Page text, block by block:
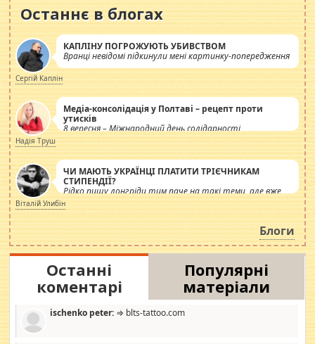
Останнє в блогах
КАПЛІНУ ПОГРОЖУЮТЬ УБИВСТВОМ
Вранці невідомі підкинули мені картинку-попередження
Сергій Каплін
Медіа-консолідація у Полтаві – рецепт проти
утисків
8 вересня – Міжнародний день солідарності
журналістів.
Надія Труш
ЧИ МАЮТЬ УКРАЇНЦІ ПЛАТИТИ ТРІЄЧНИКАМ
СТИПЕНДІЇ?
Рідко пишу лонгріди тим паче на такі теми, але вже
просто дістало! Обурюють сьогоднішні інсенуації
навколо стипендіального питання. Штучно
роздувається ще одна соціальна катастрофа.
Віталій Улибін
Блоги
Останні
коментарі
Популярні
матеріали
ischenko peter: ⇒ blts-tattoo.com